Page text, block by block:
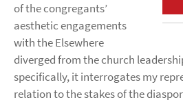
of the congregants’
aesthetic engagements
with the Elsewhere
diverged from the church
specifically, it interrogates my
relation to the stakes of the